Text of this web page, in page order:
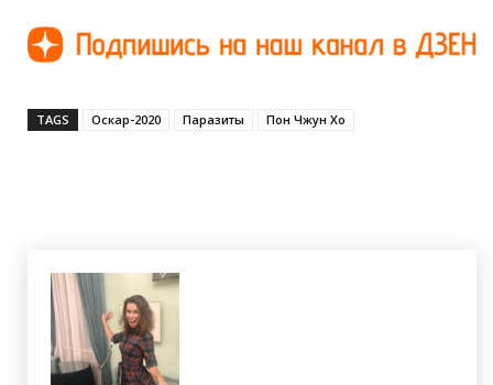
TAGS Оскар-2020 Паразиты Пон Чжун Хо